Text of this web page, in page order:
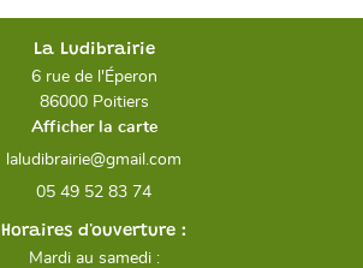
La Ludibrairie
6 rue de l'Éperon
86000 Poitiers
Afficher la carte
05 49 52 83 74
Horaires d'ouverture :
Mardi au samedi :